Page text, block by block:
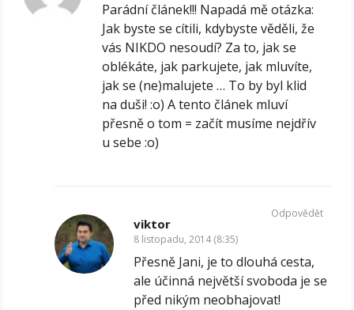
Parádní článek!!! Napadá mě otázka:
Jak byste se cítili, kdybyste věděli, že
vás NIKDO nesoudí? Za to, jak se
oblékáte, jak parkujete, jak mluvíte,
jak se (ne)malujete … To by byl klid
na duši! :o) A tento článek mluví
přesně o tom = začít musíme nejdřív
u sebe :o)
viktor
8 listopadu, 2014 (8:35)
Přesně Jani, je to dlouhá cesta,
ale účinná největší svoboda je se
před nikým neobhajovat!
Odpovědět